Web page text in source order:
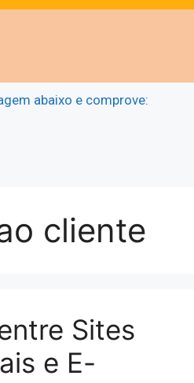
abaixo e comprove:
cliente
Sites
e E-